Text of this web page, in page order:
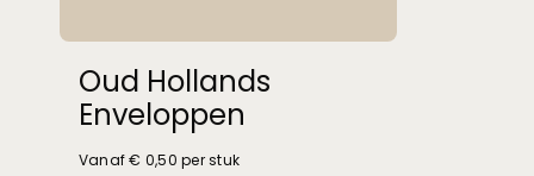
Oud Hollands
Enveloppen
Vanaf € 0,50 per stuk